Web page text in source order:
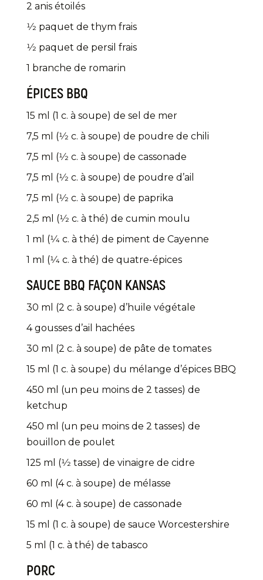
2 anis étoilés
1⁄2 paquet de thym frais
1⁄2 paquet de persil frais
1 branche de romarin
ÉPICES BBQ
15 ml (1 c. à soupe) de sel de mer
7,5 ml (1⁄2 c. à soupe) de poudre de chili
7,5 ml (1⁄2 c. à soupe) de cassonade
7,5 ml (1⁄2 c. à soupe) de poudre d’ail
7,5 ml (1⁄2 c. à soupe) de paprika
2,5 ml (1⁄2 c. à thé) de cumin moulu
1 ml (1⁄4 c. à thé) de piment de Cayenne
1 ml (1⁄4 c. à thé) de quatre-épices
SAUCE BBQ FAÇON KANSAS
30 ml (2 c. à soupe) d’huile végétale
4 gousses d’ail hachées
30 ml (2 c. à soupe) de pâte de tomates
15 ml (1 c. à soupe) du mélange d’épices BBQ
450 ml (un peu moins de 2 tasses) de
ketchup
450 ml (un peu moins de 2 tasses) de
bouillon de poulet
125 ml (1⁄2 tasse) de vinaigre de cidre
60 ml (4 c. à soupe) de mélasse
60 ml (4 c. à soupe) de cassonade
15 ml (1 c. à soupe) de sauce Worcestershire
5 ml (1 c. à thé) de tabasco
PORC